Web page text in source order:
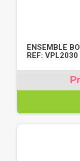
ENSEMBLE
REF: VPL2030